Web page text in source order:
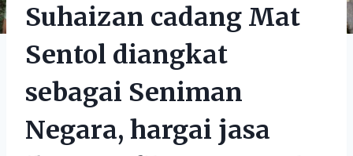
Suhaizan cadang Mat
Sentol diangkat
sebagai Seniman
Negara, hargai jasa